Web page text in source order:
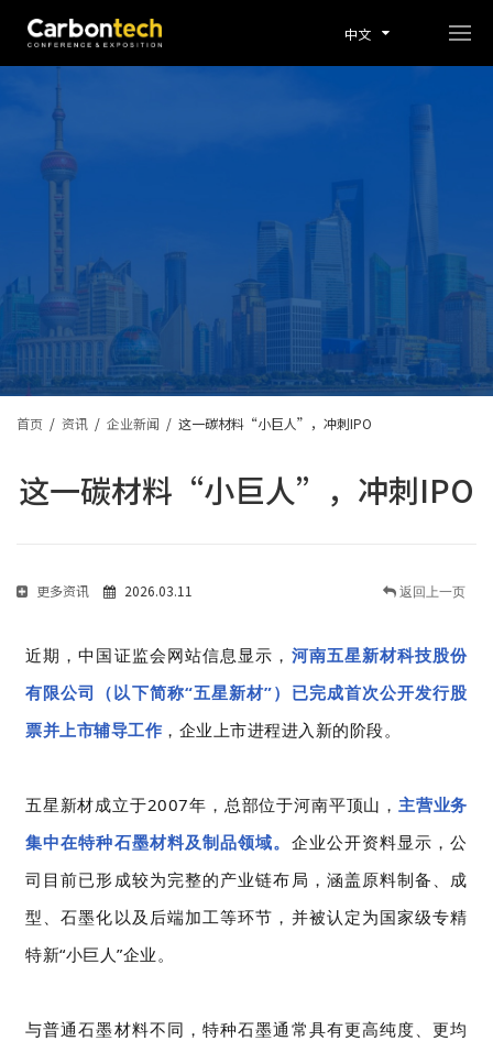
中文
首页 / 资讯 / 企业新闻 / 这一碳材料“小巨人”，冲刺IPO
这一碳材料“小巨人”，冲刺IPO
更多资讯 2026.03.11 返回上一页
近期，中国证监会网站信息显示， 河南五星新材科技股份
有限公司（以下简称“五星新材”）已完成首次公开发行股
票并上市辅导工作 ，企业上市进程进入新的阶段。
五星新材成立于2007年，总部位于河南平顶山，主营业务
集中在特种石墨材料及制品领域。 企业公开资料显示，公
司目前已形成较为完整的产业链布局， 涵盖原料制备、成
型、石墨化以及后端加工等环节，并被认定为国家级专精
特新“小巨人”企业。
与普通石墨材料不同，特种石墨通常具有更高纯度、更均